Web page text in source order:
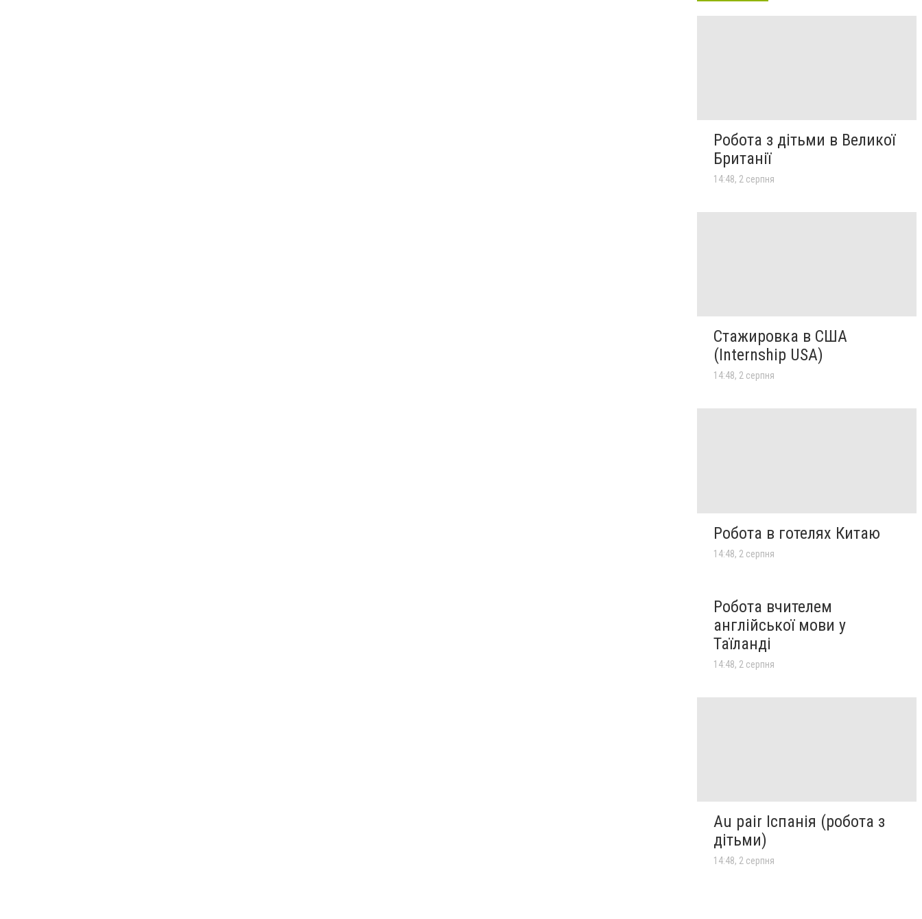
Робота з дітьми в Великої
Британії
14:48, 2 серпня
Стажировка в США
(Internship USA)
14:48, 2 серпня
Робота в готелях Китаю
14:48, 2 серпня
Робота вчителем
англійської мови у
Таїланді
14:48, 2 серпня
Au pair Іспанія (робота з
дітьми)
14:48, 2 серпня